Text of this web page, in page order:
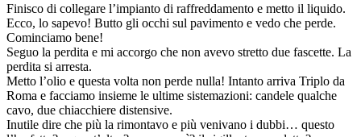
Finisco di collegare l’impianto di raffreddamento e metto il liquido.
Ecco, lo sapevo! Butto gli occhi sul pavimento e vedo che perde.
Cominciamo bene!
Seguo la perdita e mi accorgo che non avevo stretto due fascette. La
perdita si arresta.
Metto l’olio e questa volta non perde nulla! Intanto arriva Triplo da
Roma e facciamo insieme le ultime sistemazioni: candele qualche
cavo, due chiacchiere distensive.
Inutile dire che più la rimontavo e più venivano i dubbi… questo